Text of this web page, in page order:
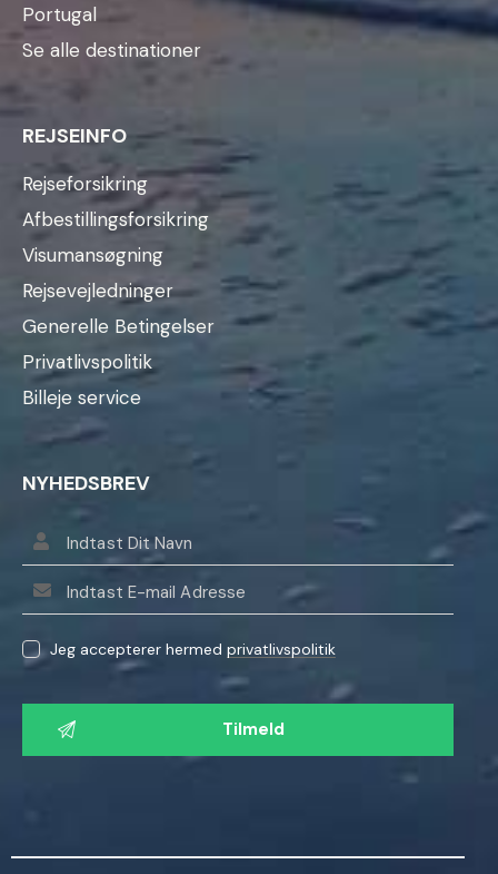
Portugal
Se alle destinationer
REJSEINFO
Rejseforsikring
Afbestillingsforsikring
Visumansøgning
Rejsevejledninger
Generelle Betingelser
Privatlivspolitik
Billeje service
NYHEDSBREV
Jeg accepterer hermedprivatlivspolitik
L
d